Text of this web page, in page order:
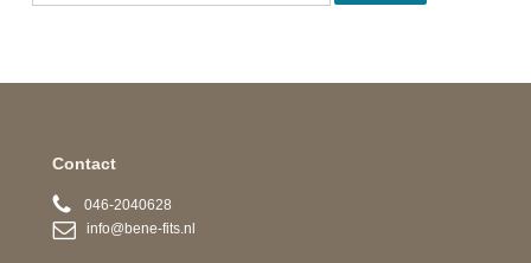
Contact
046-2040628
info@bene-fits.nl